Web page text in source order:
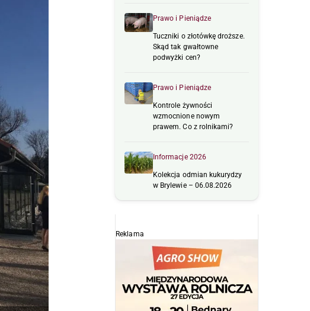
Prawo i Pieniądze
Tuczniki o złotówkę droższe.
Skąd tak gwałtowne
podwyżki cen?
Prawo i Pieniądze
Kontrole żywności
wzmocnione nowym
prawem. Co z rolnikami?
Informacje 2026
Kolekcja odmian kukurydzy
w Brylewie – 06.08.2026
Reklama